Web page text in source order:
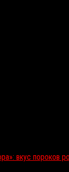
вкус пороков